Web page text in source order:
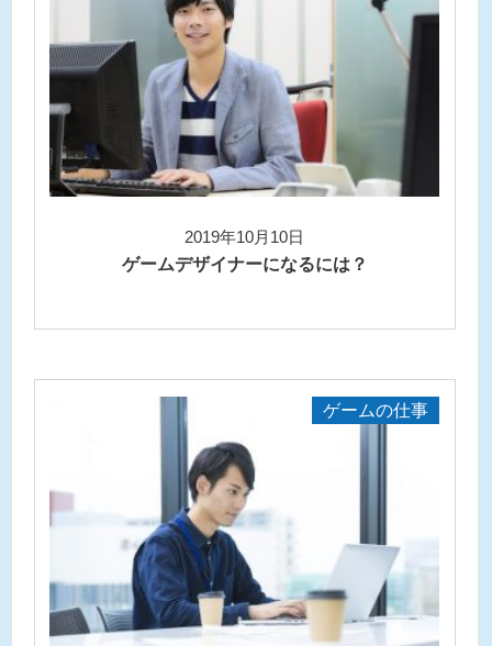
2019年10月10日
ゲームデザイナーになるには？
ゲームの仕事